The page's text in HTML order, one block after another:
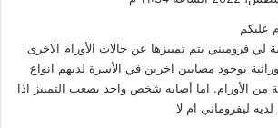
عليكم
لي فروميني يتم تمييزها عن حالات الأورام الاخرى
وراثية بوجود مصابين اخرين في الأسرة لديهم انواع
من الأورام. اما أصابه شخص واحد يصعب التمييز اذا
لديه ليفروماني ام لا